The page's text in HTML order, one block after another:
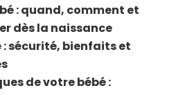
: quand, comment et
dès la naissance
: sécurité, bienfaits et
de votre bébé :